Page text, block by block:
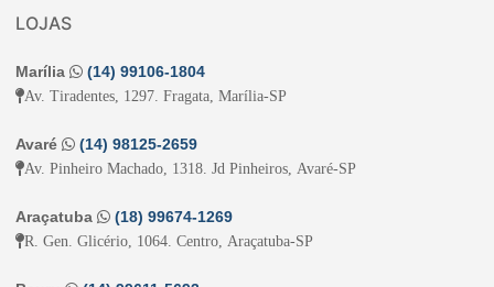
LOJAS
Marília (14) 99106-1804
Av. Tiradentes, 1297. Fragata, Marília-SP
Avaré (14) 98125-2659
Av. Pinheiro Machado, 1318. Jd Pinheiros, Avaré-SP
Araçatuba (18) 99674-1269
R. Gen. Glicério, 1064. Centro, Araçatuba-SP